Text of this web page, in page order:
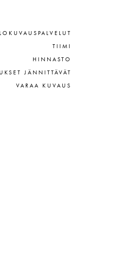
TIIMI
HINNASTO
JÄNNITTÄVÄT
VARAA KUVAUS